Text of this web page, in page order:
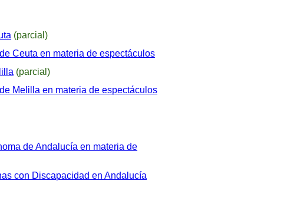
(parcial)
Ceuta en materia de espectáculos
(parcial)
Melilla en materia de espectáculos
de Andalucía en materia de
con Discapacidad en Andalucía